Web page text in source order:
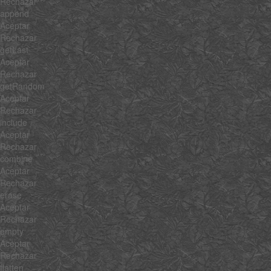
append
Aceptar
Rechazar
getLast
Aceptar
Rechazar
getRandom
Aceptar
Rechazar
include
Aceptar
Rechazar
combine
Aceptar
Rechazar
erase
Aceptar
Rechazar
empty
Aceptar
Rechazar
flatten